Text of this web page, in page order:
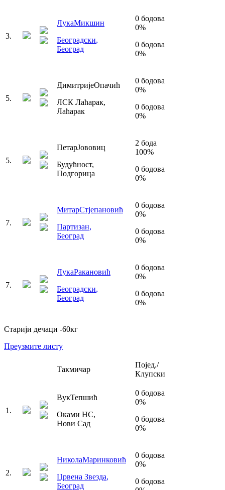
3.
ЛукаМикшин
Београдски,
Београд
0 бодова
0%
0 бодова
0%
5.
ДимитријеОпачић
ЛСК Лаћарак,
Лаћарак
0 бодова
0%
0 бодова
0%
5.
ПетарЈововиц
Будућност,
Подгорица
2 бода
100%
0 бодова
0%
7.
МитарСтјепановић
Партизан,
Београд
0 бодова
0%
0 бодова
0%
7.
ЛукаРакановић
Београдски,
Београд
0 бодова
0%
0 бодова
0%
Старији дечаци -60кг
Преузмите листу
Такмичар
Појед./
Клупски
1 .
ВукТепшић
Оками НС,
Нови Сад
0 бодова
0%
0 бодова
0%
2.
НиколаМаринковић
Црвена Звезда,
Београд
0 бодова
0%
0 бодова